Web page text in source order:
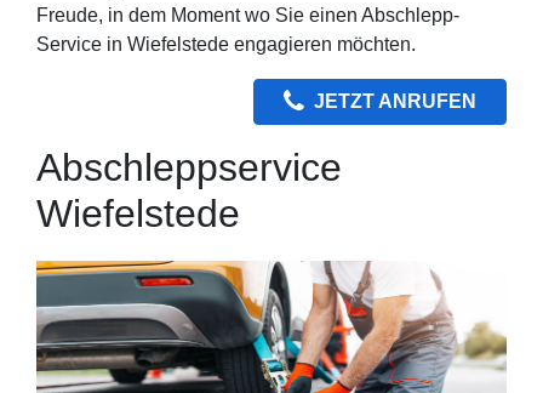
Freude, in dem Moment wo Sie einen Abschlepp-
Service in Wiefelstede engagieren möchten.
JETZT ANRUFEN
Abschleppservice
Wiefelstede